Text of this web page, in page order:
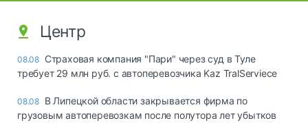
Центр
08.08 Страховая компания "Пари" через суд в Туле
требует 29 млн руб. с автоперевозчика Kaz TralServiece
08.08 В Липецкой области закрывается фирма по
грузовым автоперевозкам после полутора лет убытков